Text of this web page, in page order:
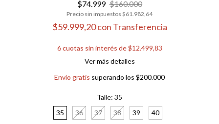
$74.999 $160.000
Precio sin impuestos $61.982,64
$59.999,20con Transferencia
6 cuotas sin interés de$12.499,83
Ver más detalles
Envío gratis superando los $200.000
Talle: 35
35
36 37 38 39 40